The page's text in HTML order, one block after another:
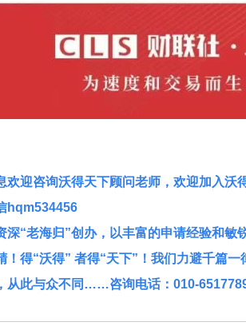
欢迎咨询沃得天下顾问老师，欢迎加入
hqm534456
老海归”创办，以丰富的申请经验和敏
！得“沃得” 者得“天下”！我们力避千篇
从此与众不同……咨询电话：010-